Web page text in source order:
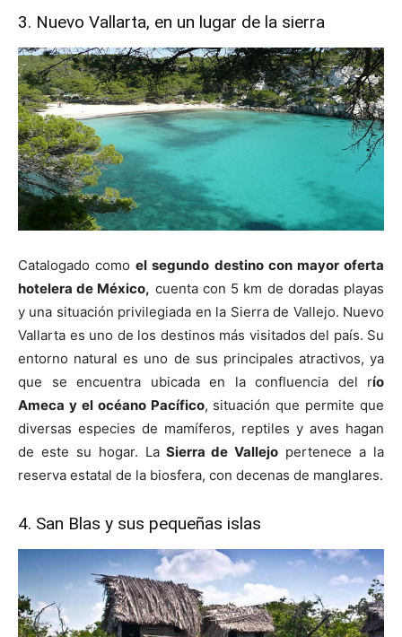
3. Nuevo Vallarta, en un lugar de la sierra
Catalogado comoel segundo destino con mayor oferta
hotelera de México, cuenta con 5 km de doradas playas
y una situación privilegiada en la Sierra de Vallejo. Nuevo
Vallarta es uno de los destinos más visitados del país. Su
entorno natural es uno de sus principales atractivos, ya
que se encuentra ubicada en la confluencia del río
Ameca y el océano Pacífico, situación que permite que
diversas especies de mamíferos, reptiles y aves hagan
de este su hogar. LaSierra de Vallejo pertenece a la
reserva estatal de la biosfera, con decenas de manglares.
4. San Blas y sus pequeñas islas